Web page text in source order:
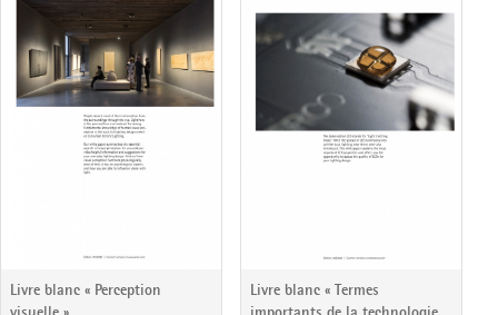
Livre blanc « Perception
Livre blanc « Termes